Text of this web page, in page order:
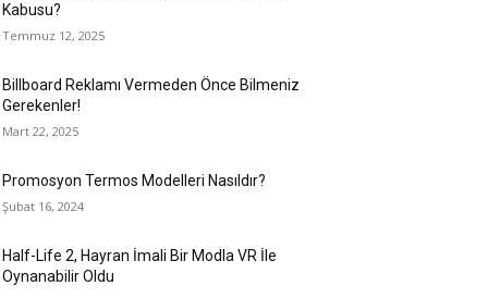
Kabusu?
Temmuz 12, 2025
Billboard Reklamı Vermeden Önce Bilmeniz
Gerekenler!
Mart 22, 2025
Promosyon Termos Modelleri Nasıldır?
Şubat 16, 2024
Half-Life 2, Hayran İmali Bir Modla VR İle
Oynanabilir Oldu